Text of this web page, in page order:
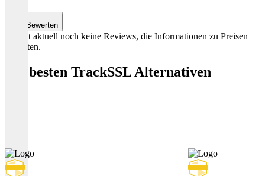
Bewerten
Es gibt aktuell noch keine Reviews, die Informationen zu Preisen
enthalten.
Die besten TrackSSL Alternativen